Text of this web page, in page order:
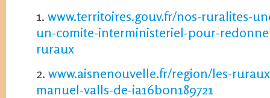
1. www.territoires.gouv.fr/nos-ruralites-
un-comite-interministeriel-pour-
ruraux
2. www.aisnenouvelle.fr/region/les-
manuel-valls-de-ia16b0n189721